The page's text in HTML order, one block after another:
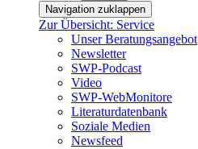
Navigation zuklappen
Zur Übersicht: Service
Unser Beratungsangebot
Newsletter
SWP-Podcast
Video
SWP-WebMonitore
Literaturdatenbank
Soziale Medien
Newsfeed